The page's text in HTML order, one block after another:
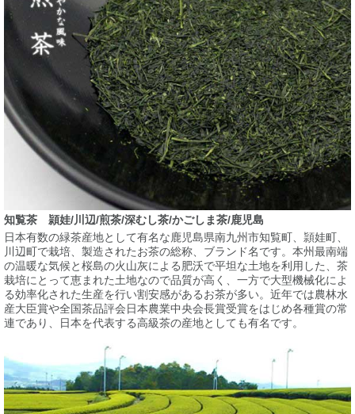
知覧茶 頴娃/川辺/煎茶/深むし茶/かごしま茶/鹿児島
日本有数の緑茶産地として有名な鹿児島県南九州市知覧町、頴娃町、
川辺町で栽培、製造されたお茶の総称、ブランド名です。本州最南端
の温暖な気候と桜島の火山灰による肥沃で平坦な土地を利用した、茶
栽培にとって恵まれた土地なので品質が高く、一方で大型機械化によ
る効率化された生産を行い割安感があるお茶が多い。近年では農林水
産大臣賞や全国茶品評会日本農業中央会長賞受賞をはじめ各種賞の常
連であり、日本を代表する高級茶の産地としても有名です。